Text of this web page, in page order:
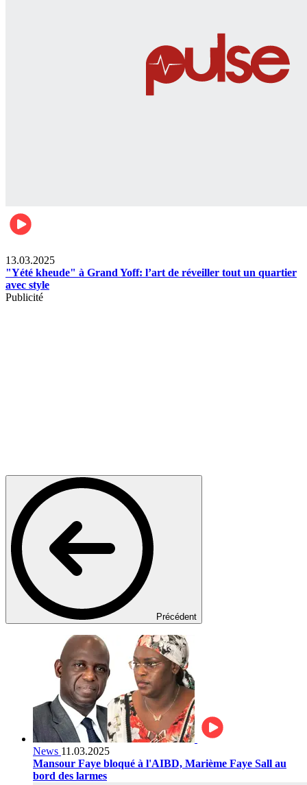
13.03.2025
"Yété kheude" à Grand Yoff: l’art de réveiller tout un quartier
avec style
Publicité
Précédent
News 11.03.2025
Mansour Faye bloqué à l'AIBD, Marième Faye Sall au
bord des larmes